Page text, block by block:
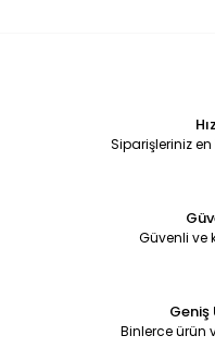
Siparişleriniz en
Güvenli ve
Geniş
Binlerce ürün